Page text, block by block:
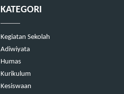
KATEGORI
Kegiatan Sekolah
Adiwiyata
Humas
Kurikulum
Kesiswaan